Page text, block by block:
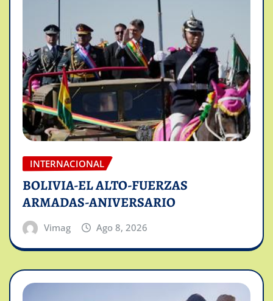
INTERNACIONAL
BOLIVIA-EL ALTO-FUERZAS
ARMADAS-ANIVERSARIO
Vimag Ago 8, 2026